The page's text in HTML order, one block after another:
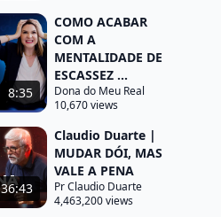
8:35
COMO ACABAR
COM A
MENTALIDADE DE
ESCASSEZ ...
Dona do Meu Real
10,670 views
36:43
Claudio Duarte |
MUDAR DÓI, MAS
VALE A PENA
Pr Claudio Duarte
4,463,200 views